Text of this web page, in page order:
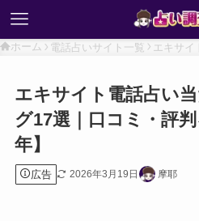
ホーム 電話占いサイト一覧 エキサイ
エキサイト電話占い
グ17選｜口コミ・評
年】
広告 2026年3月19日 摩耶